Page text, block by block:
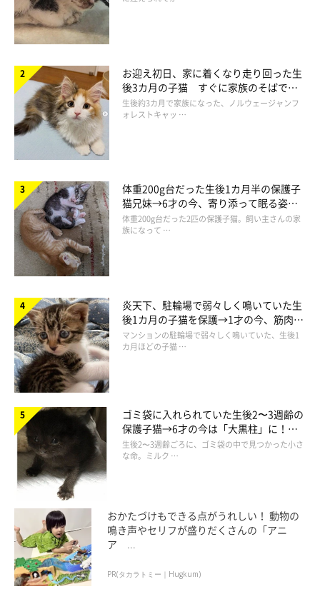
お迎え初日、家に着くなり走り回った生
後3カ月の子猫 すぐに家族のそばで落
ち着く姿に「迎えてよかった」
生後約3カ月で家族になった、ノルウェージャンフ
ォレストキャッ …
体重200g台だった生後1カ月半の保護子
猫兄妹→6才の今、寄り添って眠る姿に
ほっこり！
体重200g台だった2匹の保護子猫。飼い主さんの家
族になって …
炎天下、駐輪場で弱々しく鳴いていた生
後1カ月の子猫を保護→1才の今、筋肉質
でツンデレなコに成長
マンションの駐輪場で弱々しく鳴いていた、生後1
カ月ほどの子猫 …
ゴミ袋に入れられていた生後2〜3週齢の
保護子猫→6才の今は「大黒柱」に！
美しい黒猫に成長した姿にグッとくる
生後2〜3週齢ごろに、ゴミ袋の中で見つかった小さ
な命。ミルク …
おかたづけもできる点がうれしい！ 動物の
鳴き声やセリフが盛りだくさんの「アニ
ア ...
PR(タカラトミー｜Hugkum)